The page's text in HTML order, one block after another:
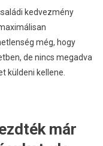
kedvezmény
még, hogy
de nincs megadva
küldeni kellene.
már